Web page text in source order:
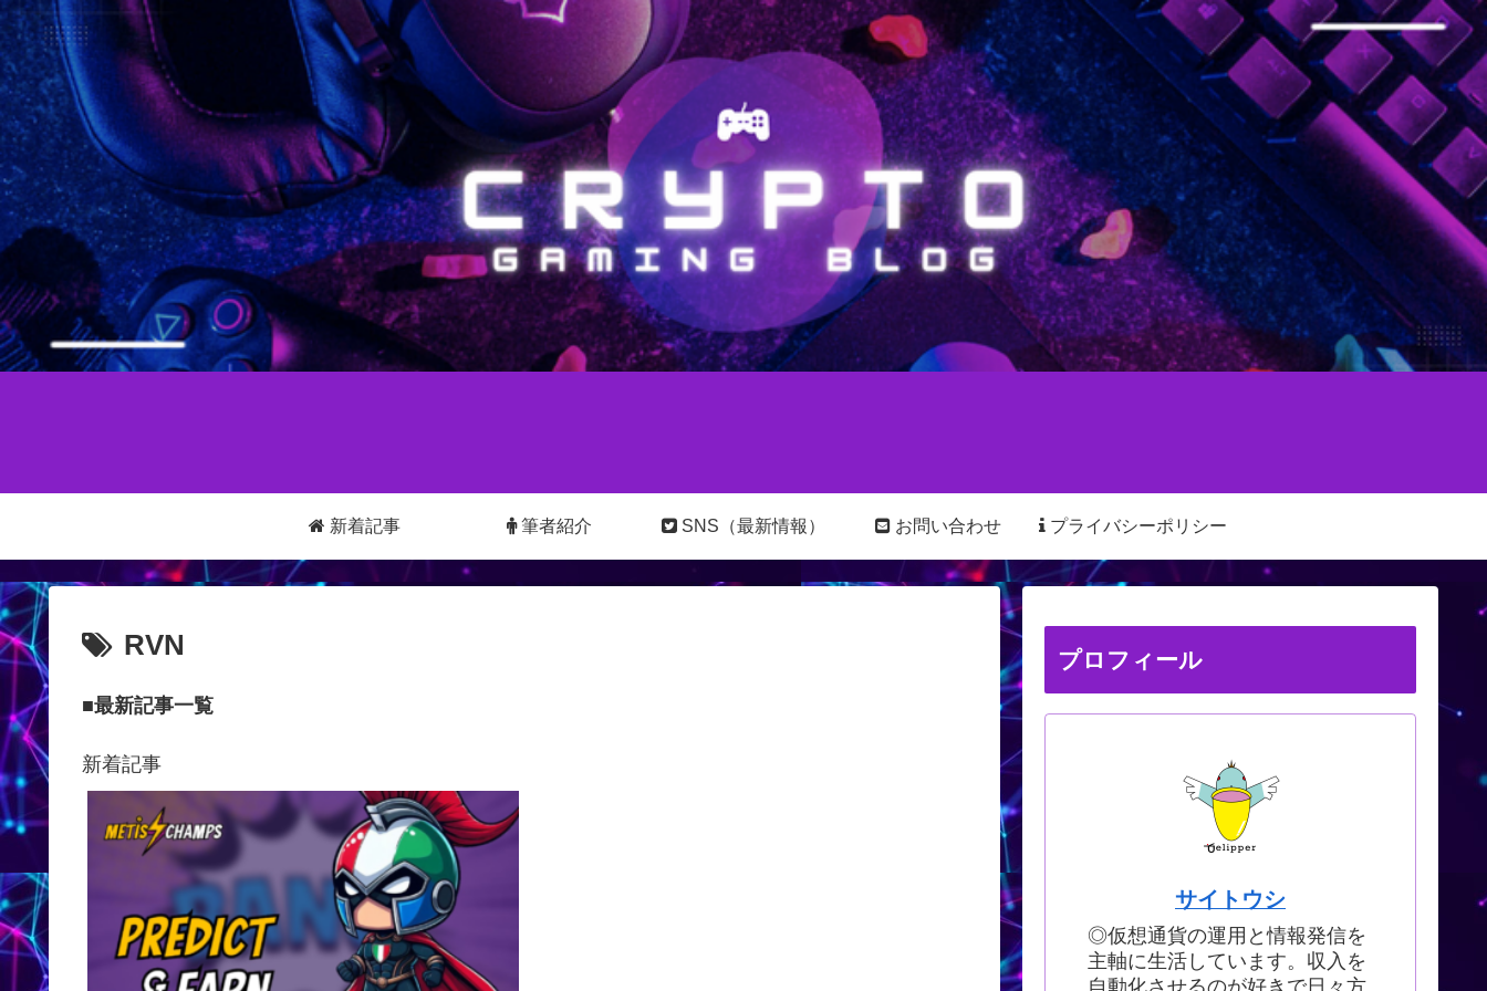
新着記事 筆者紹介 SNS（最新情報） お問い合わせ プライバシーポリシー
RVN
■最新記事一覧
新着記事
プロフィール
サイトウシ
◎仮想通貨の運用と情報発信を
主軸に生活しています。収入を
自動化させるのが好きで日々方